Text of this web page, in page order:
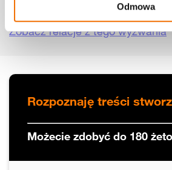
Odmowa
Udostępnij wyzwanie:
Zobacz relacje z tego wyzwania
Rozpoznaję treści
Możecie zdobyć do 180